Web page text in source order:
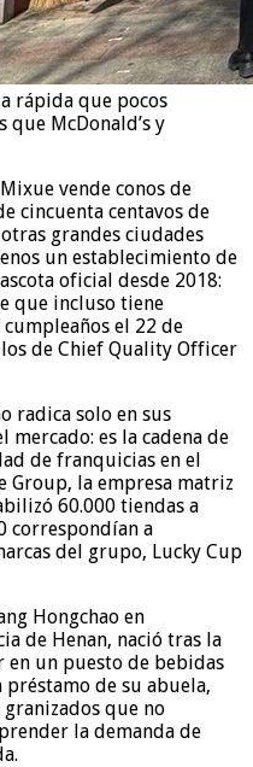
rápida que pocos
que McDonald’s y
vende conos de
cincuenta centavos de
grandes ciudades
un establecimiento de
oficial desde 2018:
que incluso tiene
el 22 de
de Chief Quality Officer
radica solo en sus
mercado: es la cadena de
de franquicias en el
Group, la empresa matriz
60.000 tiendas a
correspondían a
del grupo, Lucky Cup
Hongchao en
de Henan, nació tras la
en un puesto de bebidas
de su abuela,
que no
la demanda de